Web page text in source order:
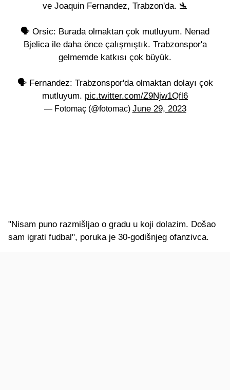
ve Joaquin Fernandez, Trabzon'da. 🛬
🗣️ Orsic: Burada olmaktan çok mutluyum. Nenad
Bjelica ile daha önce çalışmıştık. Trabzonspor'a
gelmemde katkısı çok büyük.
🗣️ Fernandez: Trabzonspor'da olmaktan dolayı çok
mutluyum. pic.twitter.com/Z9Njw1Qfl6
— Fotomaç (@fotomac) June 29, 2023
"Nisam puno razmišljao o gradu u koji dolazim. Došao
sam igrati fudbal", poruka je 30-godišnjeg ofanzivca.